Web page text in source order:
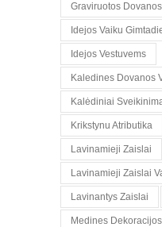
Graviruotos Dovanos
Idejos Vaiku
Idejos Vestuvems
Kaledines Dovanos
Kalėdiniai
Krikstynu Atributika
Lavinamieji Zaislai
Lavinamieji Zaislai
Lavinantys Zaislai
Medines Dekoracijos